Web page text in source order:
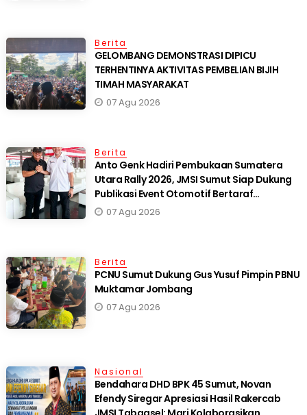
Berita
GELOMBANG DEMONSTRASI DIPICU
TERHENTINYA AKTIVITAS PEMBELIAN BIJIH
TIMAH MASYARAKAT
07 Agu 2026
Berita
Anto Genk Hadiri Pembukaan Sumatera
Utara Rally 2026, JMSI Sumut Siap Dukung
Publikasi Event Otomotif Bertaraf
Internasional*
07 Agu 2026
Berita
PCNU Sumut Dukung Gus Yusuf Pimpin PBNU
Muktamar Jombang
07 Agu 2026
Nasional
Bendahara DHD BPK 45 Sumut, Novan
Efendy Siregar Apresiasi Hasil Rakercab